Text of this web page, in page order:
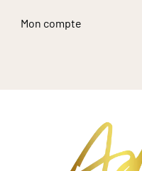
Mon compte